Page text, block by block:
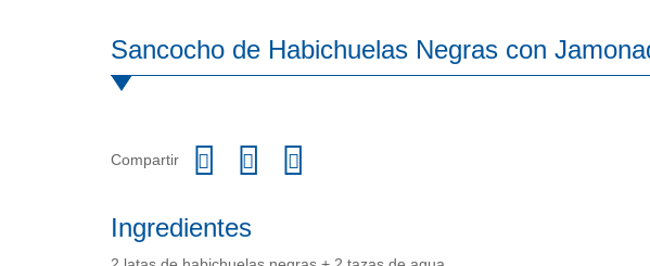
Sancocho de Habichuelas Negras con
Compartir
Ingredientes